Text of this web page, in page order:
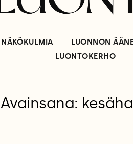
NÄKÖKULMIA LUONNON
LUONTOKERHO
Avainsana: